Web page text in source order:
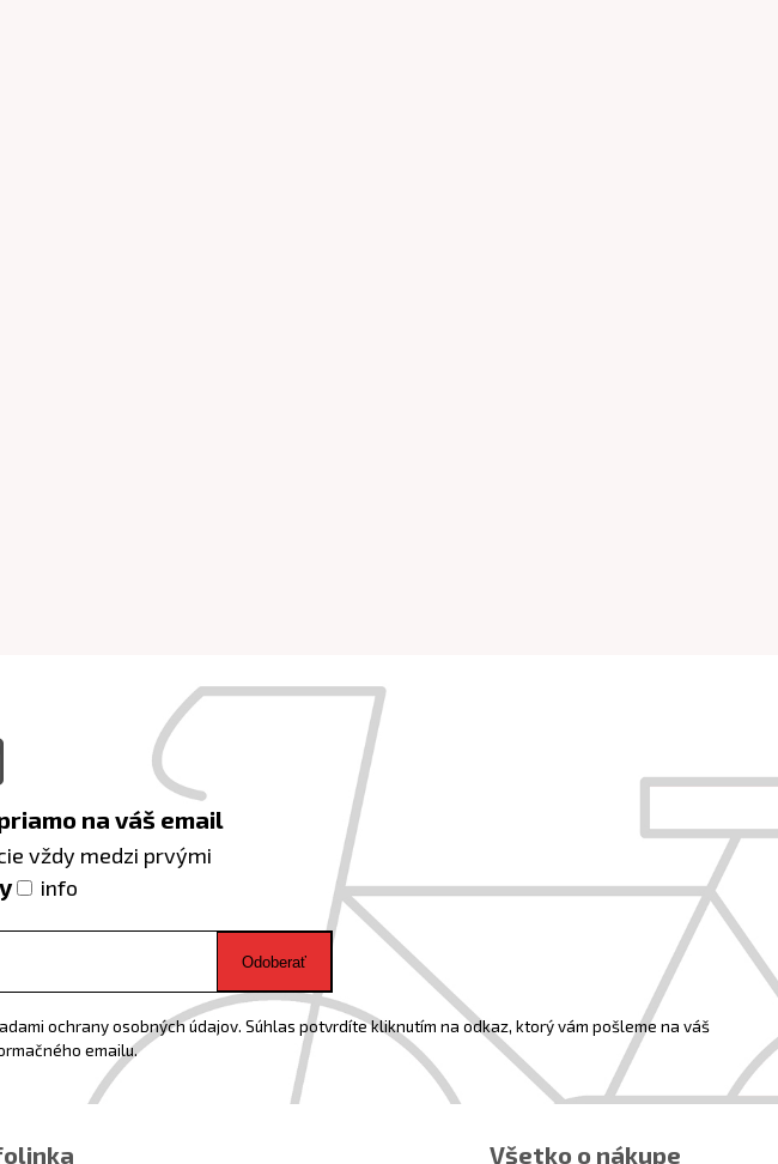
na váš email
vždy medzi prvými
info
Odoberať
ochrany osobných údajov. Súhlas potvrdíte kliknutím na odkaz, ktorý vám pošleme na váš
emailu.
Všetko o nákupe